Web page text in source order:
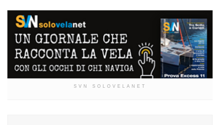
SVN SOLOVELANET